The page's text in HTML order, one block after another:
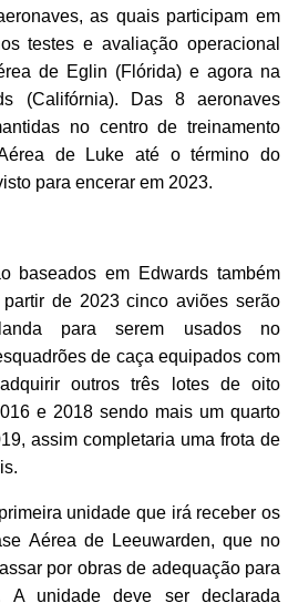
as quais participam em
testes e avaliação operacional
de Eglin (Flórida) e agora na
(Califórnia). Das 8 aeronaves
no centro de treinamento
de Luke até o término do
para encerar em 2023.
baseados em Edwards também
de 2023 cinco aviões serão
para serem usados no
de caça equipados com
outros três lotes de oito
e 2018 sendo mais um quarto
assim completaria uma frota de
unidade que irá receber os
Aérea de Leeuwarden, que no
por obras de adequação para
A unidade deve ser declarada